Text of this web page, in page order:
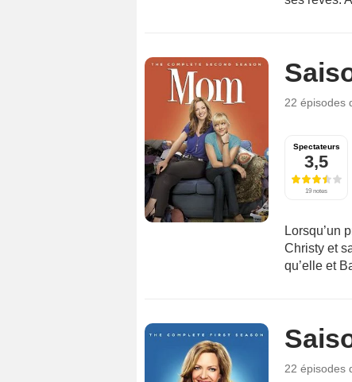
22 épisodes
Spectateurs
3,5
19 notes
Lorsqu’un
Christy et
qu’elle et
22 épisodes